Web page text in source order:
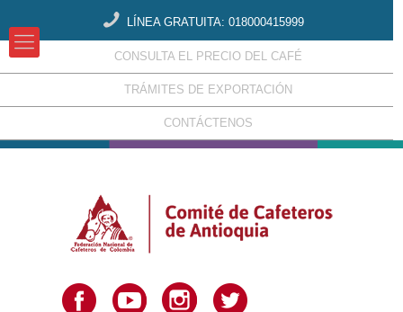
LÍNEA GRATUITA: 018000415999
CONSULTA EL PRECIO DEL CAFÉ
TRÁMITES DE EXPORTACIÓN
CONTÁCTENOS